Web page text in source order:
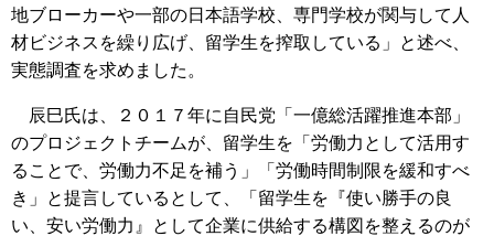
地ブローカーや一部の日本語学校、専門学校が関与して人
材ビジネスを繰り広げ、留学生を搾取している」と述べ、
実態調査を求めました。
辰巳氏は、２０１７年に自民党「一億総活躍推進本部」
のプロジェクトチームが、留学生を「労働力として活用す
ることで、労働力不足を補う」「労働時間制限を緩和すべ
き」と提言しているとして、「留学生を『使い勝手の良
い、安い労働力』として企業に供給する構図を整えるのが